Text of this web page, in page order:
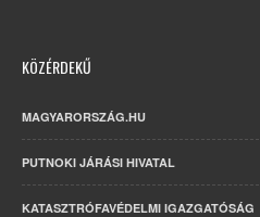
KÖZÉRDEKŰ
MAGYARORSZÁG.HU
PUTNOKI JÁRÁSI HIVATAL
KATASZTRÓFAVÉDELMI IGAZGATÓSÁG